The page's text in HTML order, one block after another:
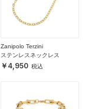
Zanipolo Terzini
ステンレスネックレス
4,950